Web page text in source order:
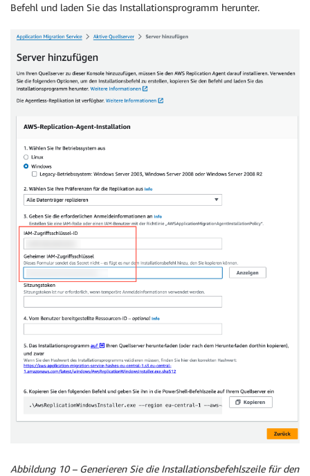
Befehl und laden Sie das Installationsprogramm herunter.
Abbildung 10 – Generieren Sie die Installationsbefehlszeile für den